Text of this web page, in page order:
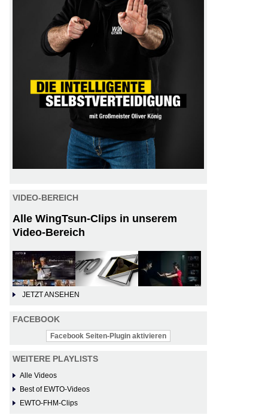
VIDEO-BEREICH
Alle WingTsun-Clips in unserem
Video-Bereich
JETZT ANSEHEN
FACEBOOK
Facebook Seiten-Plugin aktivieren
WEITERE PLAYLISTS
Alle Videos
Best of EWTO-Videos
EWTO-FHM-Clips